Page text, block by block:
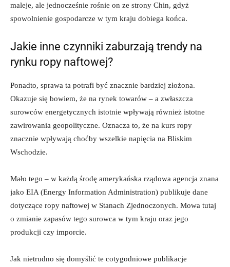
maleje, ale jednocześnie rośnie on ze strony Chin, gdyż
spowolnienie gospodarcze w tym kraju dobiega końca.
Jakie inne czynniki zaburzają trendy na
rynku ropy naftowej?
Ponadto, sprawa ta potrafi być znacznie bardziej złożona.
Okazuje się bowiem, że na rynek towarów – a zwłaszcza
surowców energetycznych istotnie wpływają również istotne
zawirowania geopolityczne. Oznacza to, że na kurs ropy
znacznie wpływają choćby wszelkie napięcia na Bliskim
Wschodzie.
Mało tego – w każdą środę amerykańska rządowa agencja znana
jako EIA (Energy Information Administration) publikuje dane
dotyczące ropy naftowej w Stanach Zjednoczonych. Mowa tutaj
o zmianie zapasów tego surowca w tym kraju oraz jego
produkcji czy imporcie.
Jak nietrudno się domyślić te cotygodniowe publikacje